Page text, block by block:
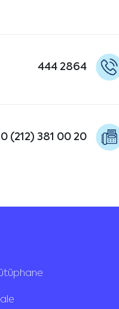
444 2864
0 (212) 381 00 20